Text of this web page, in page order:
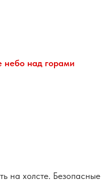
над горами
на холсте. Безопасные